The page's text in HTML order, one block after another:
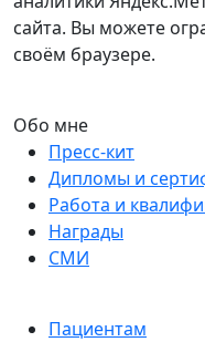
сайта. Вы можете
своём браузере.
Обо мне
Пресс-кит
Дипломы и
Работа и
Награды
СМИ
Пациентам